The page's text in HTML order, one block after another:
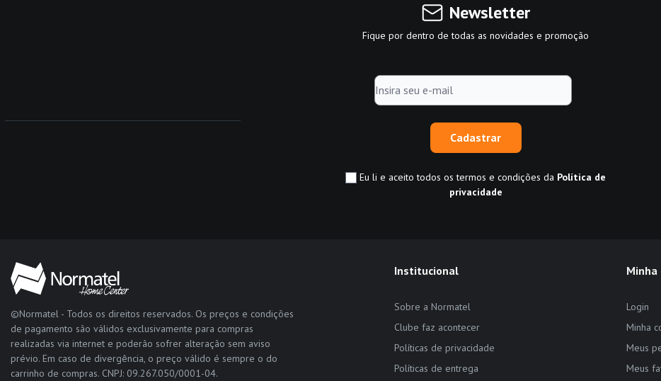
Newsletter
Fique por dentro de todas as novidades e promoção
Cadastrar
Eu li e aceito todos os termos e condições da Política de
privacidade
©Normatel - Todos os direitos reservados. Os preços e condições
de pagamento são válidos exclusivamente para compras
realizadas via internet e poderão sofrer alteração sem aviso
prévio. Em caso de divergência, o preço válido é sempre o do
carrinho de compras. CNPJ: 09.267.050/0001-04.
Institucional
Sobre a Normatel
Clube faz acontecer
Políticas de privacidade
Políticas de entrega
Minha
Login
Minha
Meus
Meus